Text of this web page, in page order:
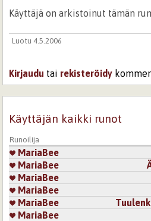
Käyttäjä on arkistoinut tämän
Luotu 4.5.2006
Kirjaudu tai rekisteröidy
Käyttäjän kaikki runot
Runoilija
MariaBee
MariaBee
MariaBee
MariaBee
MariaBee
MariaBee